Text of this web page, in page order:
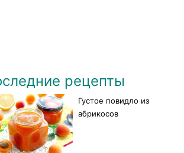
рецепты
Густое повидло из
абрикосов